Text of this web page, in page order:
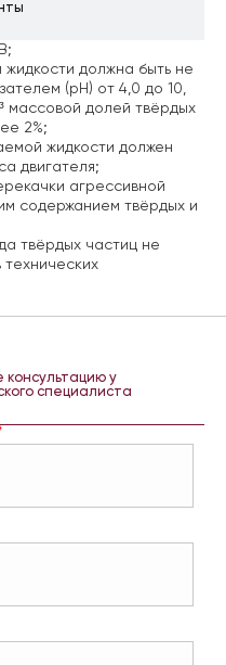
должна быть не
(pH) от 4,0 до 10,
массовой долей твёрдых
2%;
жидкости должен
двигателя;
агрессивной
содержанием твёрдых и
твёрдых частиц не
консультацию у
специалиста